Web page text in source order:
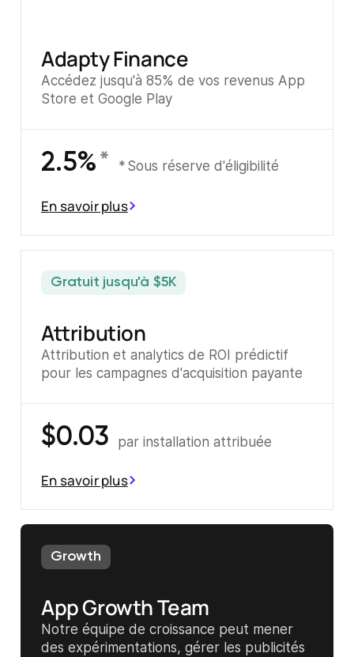
Adapty Finance
Accédez jusqu'à 85% de vos revenus App
Store et Google Play
En savoir plus
2.5% Sous réserve d'éligibilité
Attribution
Attribution et analytics de ROI prédictif
pour les campagnes d'acquisition payante
En savoir plus
Gratuit jusqu'à $5K
$0.03 par installation attribuée
App Growth Team
Notre équipe de croissance peut mener
des expérimentations, gérer les publicités
Growth